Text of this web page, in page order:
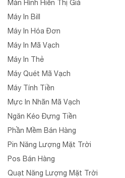
Màn Hình Hiển Thị Giá
Máy In Bill
Máy In Hóa Đơn
Máy In Mã Vạch
Máy In Thẻ
Máy Quét Mã Vạch
Máy Tính Tiền
Mực In Nhãn Mã Vạch
Ngăn Kéo Đựng Tiền
Phần Mềm Bán Hàng
Pin Năng Lượng Mặt Trời
Pos Bán Hàng
Quạt Năng Lượng Mặt Trời